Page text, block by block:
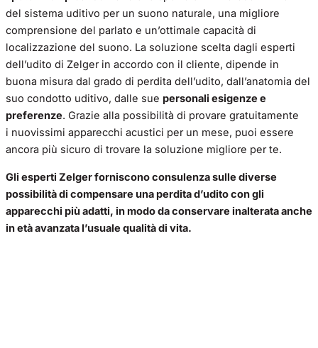
del sistema uditivo per un suono naturale, una migliore
comprensione del parlato e un’ottimale capacità di
localizzazione del suono. La soluzione scelta dagli esperti
dell’udito di Zelger in accordo con il cliente, dipende in
buona misura dal grado di perdita dell’udito, dall’anatomia del
suo condotto uditivo, dalle sue personali esigenze e
preferenze. Grazie alla possibilità di provare gratuitamente
i nuovissimi apparecchi acustici per un mese, puoi essere
ancora più sicuro di trovare la soluzione migliore per te.
Gli esperti Zelger forniscono consulenza sulle diverse
possibilità di compensare una perdita d’udito con gli
apparecchi più adatti, in modo da conservare inalterata anche
in età avanzata l’usuale qualità di vita.